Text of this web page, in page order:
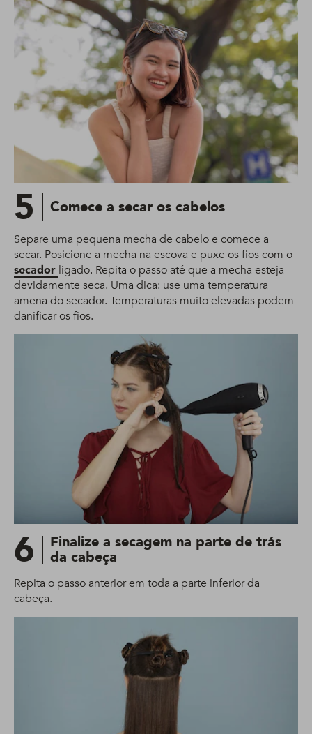
5 Comece a secar os cabelos
Separe uma pequena mecha de cabelo e comece a
secar. Posicione a mecha na escova e puxe os fios com o
secador ligado. Repita o passo até que a mecha esteja
devidamente seca. Uma dica: use uma temperatura
amena do secador. Temperaturas muito elevadas podem
danificar os fios.
6
Finalize a secagem na parte de trás
da cabeça
Repita o passo anterior em toda a parte inferior da
cabeça.